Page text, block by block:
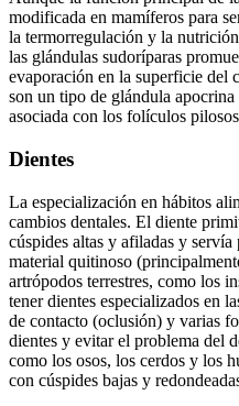
modificada en mamíferos para
la termorregulación y la
las glándulas sudoríparas
evaporación en la superficie del
son un tipo de glándula
asociada con los folículos
Dientes
La especialización en hábitos
cambios dentales. El diente
cúspides altas y afiladas y servía
material quitinoso
artrópodos terrestres, como los
tener dientes especializados en
de contacto (oclusión) y varias
dientes y evitar el problema del
como los osos, los cerdos y los
con cúspides bajas y